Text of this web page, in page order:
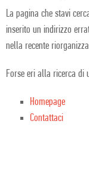
La pagina che stavi
inserito un indirizzo
nella recente
Forse eri alla ricerca di
Homepage
Contattaci